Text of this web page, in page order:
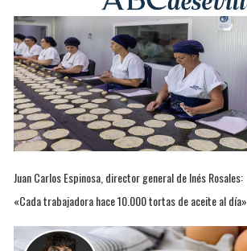
Juan Carlos Espinosa, director general de Inés Rosales:
«Cada trabajadora hace 10.000 tortas de aceite al día»